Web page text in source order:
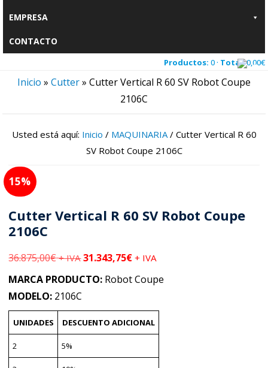
EMPRESA
CONTACTO
Productos: 0 · Total:0,00€
Inicio » Cutter» Cutter Vertical R 60 SV Robot Coupe
2106C
Usted está aquí: Inicio / MAQUINARIA /Cutter Vertical R 60
SV Robot Coupe 2106C
15
Cutter Vertical R 60 SV Robot Coupe
2106C
36.875,00€ + IVA 31.343,75€ + IVA
MARCA PRODUCTO: Robot Coupe
MODELO: 2106C
UNIDADES DESCUENTO ADICIONAL
2 5%